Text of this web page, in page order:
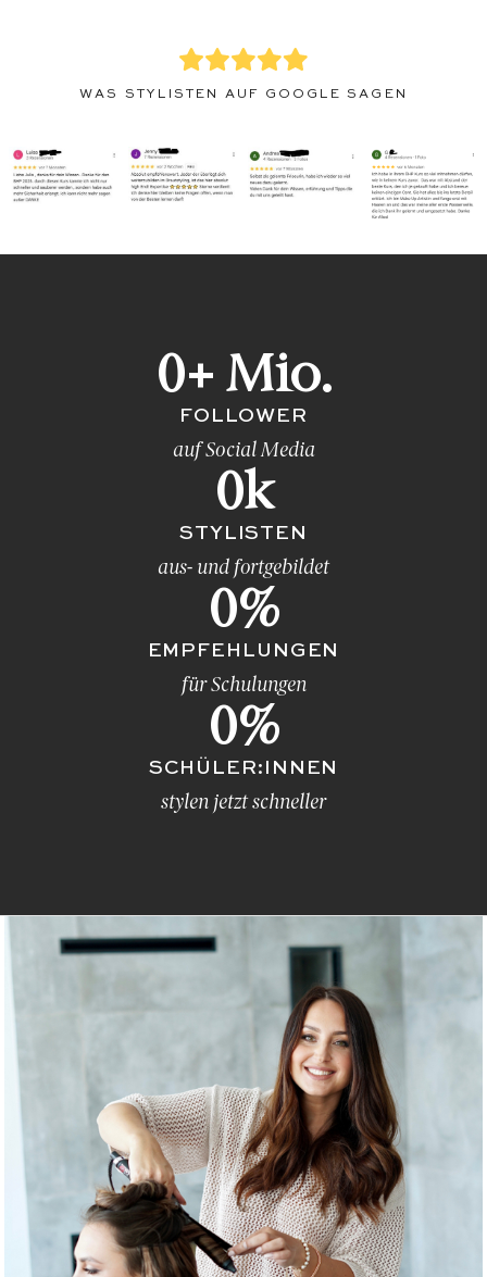
WAS STYLISTEN AUF GOOGLE SAGEN
0+ Mio.
FOLLOWER
auf Social Media
0k
STYLISTEN
aus- und fortgebildet
0%
EMPFEHLUNGEN
für Schulungen
0%
SCHÜLER:INNEN
stylen jetzt schneller